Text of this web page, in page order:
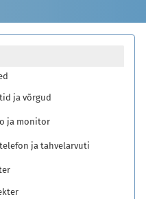
ja võrgud
ja monitor
ja tahvelarvuti